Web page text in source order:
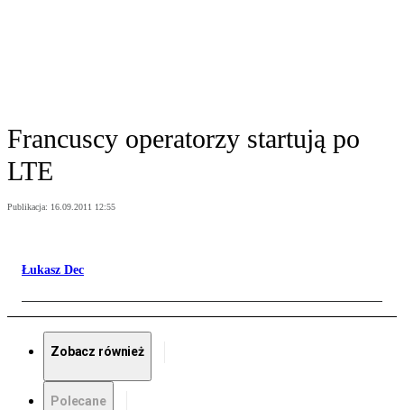
Francuscy operatorzy startują po
LTE
Publikacja: 16.09.2011 12:55
Łukasz Dec
Zobacz również
Polecane